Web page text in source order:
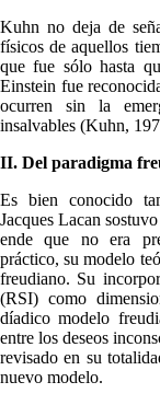
Kuhn no deja de
físicos de aquellos
que fue sólo hasta
Einstein fue
ocurren sin la
insalvables (Kuhn,
II. Del paradigma
Es bien conocido
Jacques Lacan
ende que no era
práctico, su modelo
freudiano. Su
(RSI) como
díadico modelo
entre los deseos
revisado en su
nuevo modelo.